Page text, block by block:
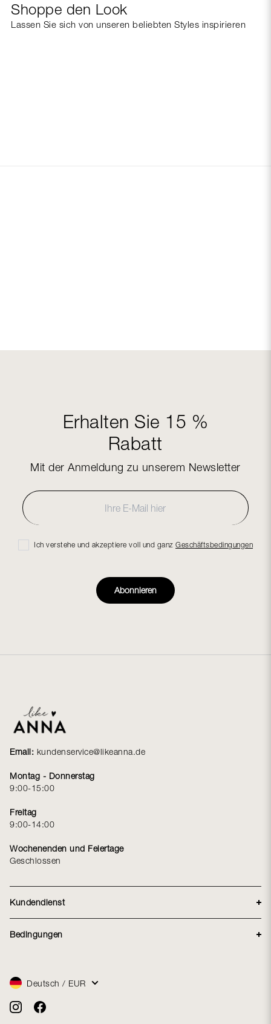
Shoppe den Look
Lassen Sie sich von unseren beliebten Styles inspirieren
Erhalten Sie 15 %
Rabatt
Mit der Anmeldung zu unserem Newsletter
Ich verstehe und akzeptiere voll und ganz Geschäftsbedingungen
Abonnieren
Email: kundenservice@likeanna.de
Montag - Donnerstag
9:00-15:00
Freitag
9:00-14:00
Wochenenden und Feiertage
Geschlossen
Kundendienst
Rücksendung
Größenguide
Über Anna
Bedingungen
Bestellung stornieren
Facebook
Instagram
Adresse:
Deutsch / EUR